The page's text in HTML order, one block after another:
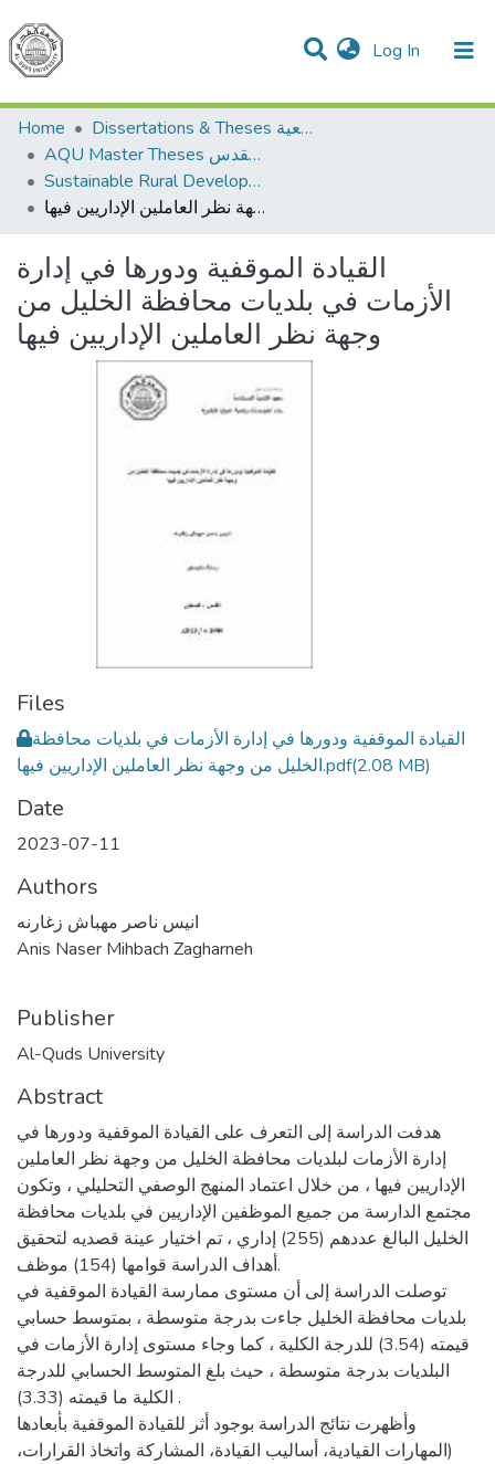
Log In (current)
Communities & Collections
All of DSpace
Home
Dissertations & Theses الرسائل الجامعية
AQU Master Theses الرسائل الجامعية الخاصة بجامعة القدس
Sustainable Rural Development التنمية الريفية المستدامة
القيادة الموقفية ودورها في إدارة الأزمات في بلديات محافظة الخليل من وجهة نظر العاملين الإداريين فيها
القيادة الموقفية ودورها في إدارة
الأزمات في بلديات محافظة الخليل من
وجهة نظر العاملين الإداريين فيها
Files
القيادة الموقفية ودورها في إدارة الأزمات في بلديات محافظة
الخليل من وجهة نظر العاملين الإداريين فيها.pdf(2.08 MB)
Date
2023-07-11
Authors
انيس ناصر مهباش زغارنه
Anis Naser Mihbach Zagharneh
Publisher
Al-Quds University
Abstract
هدفت الدراسة إلى التعرف على القيادة الموقفية ودورها في
إدارة الأزمات لبلديات محافظة الخليل من وجهة نظر العاملين
الإداريين فيها ، من خلال اعتماد المنهج الوصفي التحليلي ، وتكون
مجتمع الدارسة من جميع الموظفين الإداريين في بلديات محافظة
الخليل البالغ عددهم (255) إداري ، تم اختيار عينة قصديه لتحقيق
أهداف الدراسة قوامها (154) موظف.
توصلت الدراسة إلى أن مستوى ممارسة القيادة الموقفية في
بلديات محافظة الخليل جاءت بدرجة متوسطة ، بمتوسط حسابي
قيمته (3.54) للدرجة الكلية ، كما وجاء مستوى إدارة الأزمات في
البلديات بدرجة متوسطة ، حيث بلغ المتوسط الحسابي للدرجة
الكلية ما قيمته (3.33) .
وأظهرت نتائج الدراسة بوجود أثر للقيادة الموقفية بأبعادها
(المهارات القيادية، أساليب القيادة، المشاركة واتخاذ القرارات،